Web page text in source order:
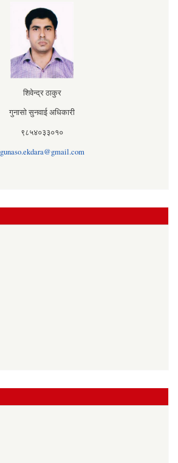
शिवेन्द्र ठाकुर
गुनासो सुनवाई अधिकारी
९८५४०३३०१०
gunaso.ekdara@gmail.com